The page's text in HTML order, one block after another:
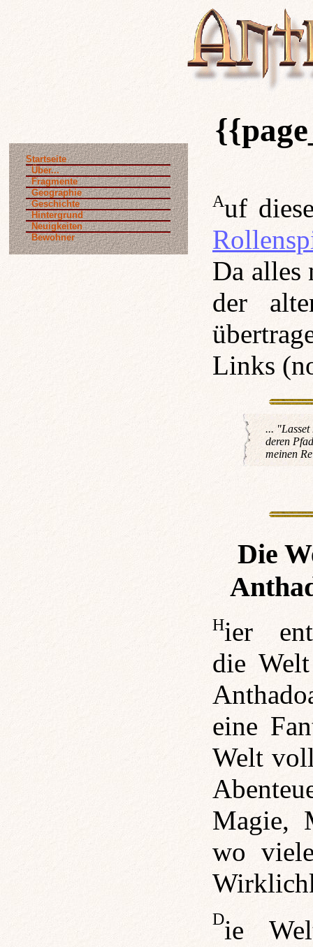
Startseite
Über...
Fragmente
Geographie
Geschichte
Hintergrund
Neuigkeiten
Bewohner
Auf
Da alles
der
Links
"Lasset
deren
meinen
Die
Hier entsteht
die
eine
Welt
Magie,
wo
Die